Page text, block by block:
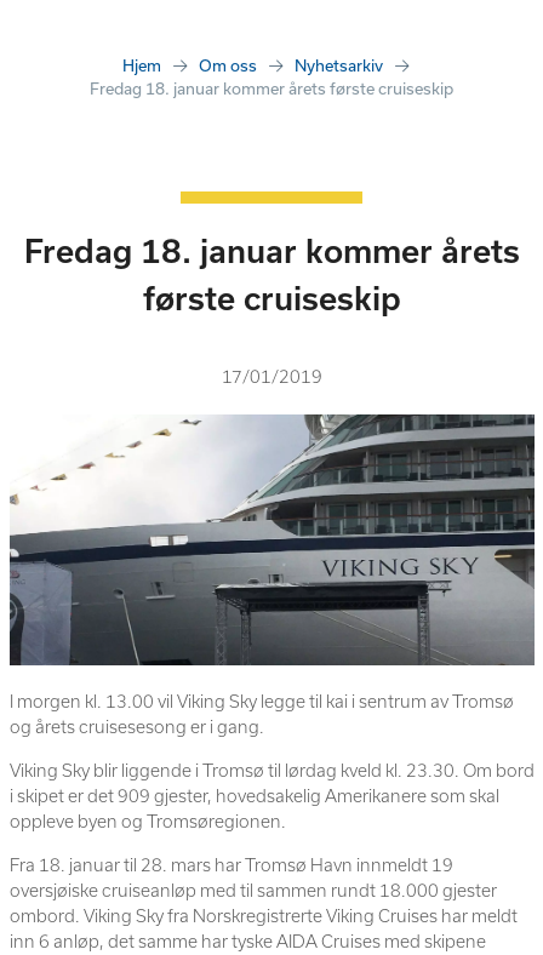
Hjem Om oss
Nyhetsarkiv
Fredag 18. januar kommer årets første cruiseskip
Fredag 18. januar kommer årets
første cruiseskip
17/01/2019
I morgen kl. 13.00 vil Viking Sky legge til kai i sentrum av Tromsø
og årets cruisesesong er i gang.
Viking Sky blir liggende i Tromsø til lørdag kveld kl. 23.30. Om bord
i skipet er det 909 gjester, hovedsakelig Amerikanere som skal
oppleve byen og Tromsøregionen.
Fra 18. januar til 28. mars har Tromsø Havn innmeldt 19
oversjøiske cruiseanløp med til sammen rundt 18.000 gjester
ombord. Viking Sky fra Norskregistrerte Viking Cruises har meldt
inn 6 anløp, det samme har tyske AIDA Cruises med skipene